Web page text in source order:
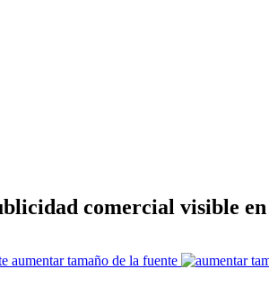
comercial visible
aumentar tamaño de la fuente